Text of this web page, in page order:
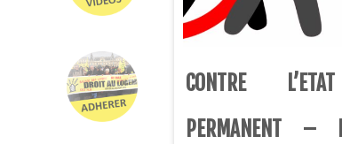
CONTRE
PERMANENT –